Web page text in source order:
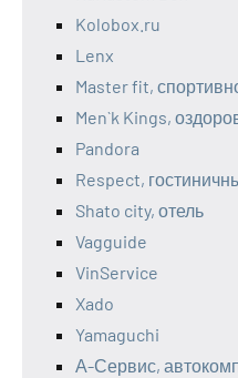
Kolobox.ru
Lenx
Master fit,
Men`k Kings,
Pandora
Respect,
Shato city, отель
Vagguide
VinService
Xado
Yamaguchi
А-Сервис,